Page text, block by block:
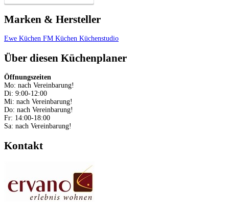
Marken & Hersteller
Ewe Küchen FM Küchen Küchenstudio
Über diesen Küchenplaner
Öffnungszeiten
Mo: nach Vereinbarung!
Di: 9:00-12:00
Mi: nach Vereinbarung!
Do: nach Vereinbarung!
Fr: 14:00-18:00
Sa: nach Vereinbarung!
Kontakt